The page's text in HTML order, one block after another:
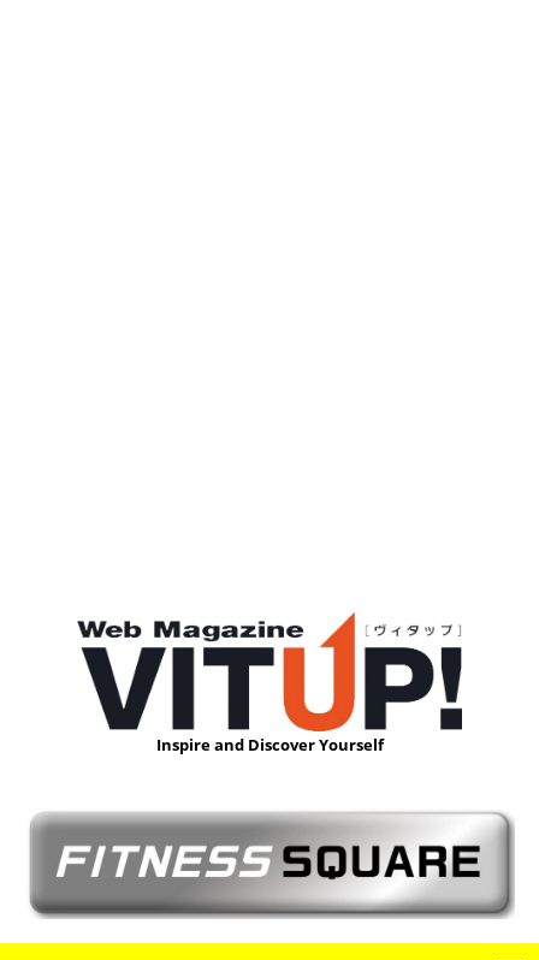
Inspire and Discover Yourself